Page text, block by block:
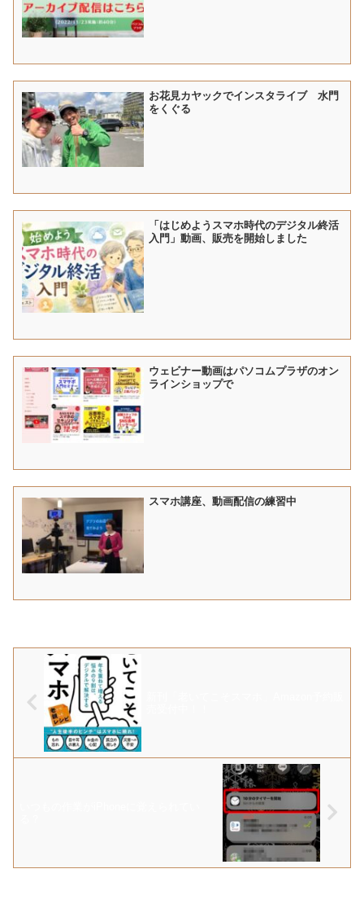
お花見カヤックでインスタライブ 水門
をくぐる
「はじめようスマホ時代のデジタル終活
入門」動画、販売を開始しました
ウェビナー動画はパソコムプラザのオン
ラインショップで
スマホ講座、動画配信の練習中